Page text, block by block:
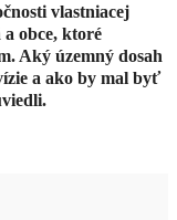
vlastniacej
obce, ktoré
Aký územný dosah
a ako by mal byť